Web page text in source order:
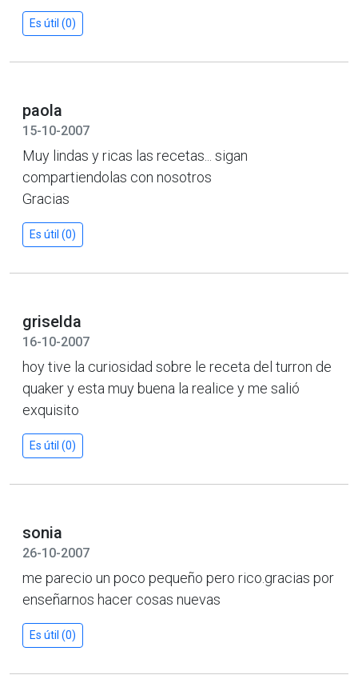
Es útil (0)
paola
15-10-2007
Muy lindas y ricas las recetas... sigan
compartiendolas con nosotros
Gracias
Es útil (0)
griselda
16-10-2007
hoy tive la curiosidad sobre le receta del turron de
quaker y esta muy buena la realice y me salió
exquisito
Es útil (0)
sonia
26-10-2007
me parecio un poco pequeño pero rico.gracias por
enseñarnos hacer cosas nuevas
Es útil (0)